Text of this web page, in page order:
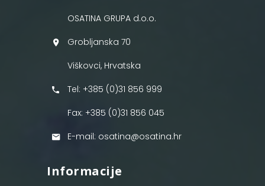
OSATINA GRUPA d.o.o.
Grobljanska 70
Viškovci, Hrvatska
Tel: +385 (0)31 856 999
Fax: +385 (0)31 856 045
E-mail: osatina@osatina.hr
Informacije